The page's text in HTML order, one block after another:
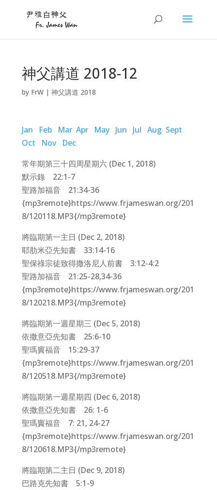
神父講道 2018-12
by FrW| 神父講道 2018
Jan Feb Mar Apr May Jun Jul Aug Sept
Oct
Nov
Dec
常年期第三十四周星期六 (Dec 1, 2018)
默示錄 22:1-7
聖路加福音 21:34-36
{mp3remote}https://www.frjameswan.org/201
8/120118.MP3{/mp3remote}
將臨期第一主日 (Dec 2, 2018)
耶肋米亞先知書 33:14-16
聖保祿宗徒致得撒洛尼人前書 3:12-4:2
聖路加福音 21:25-28,34-36
{mp3remote}https://www.frjameswan.org/201
8/120218.MP3{/mp3remote}
將臨期第一週星期三 (Dec 5, 2018)
依撒意亞先知書 25:6-10
聖瑪竇福音 15:29-37
{mp3remote}https://www.frjameswan.org/201
8/120518.MP3{/mp3remote}
將臨期第一週星期四 (Dec 6, 2018)
依撒意亞先知書 26: 1-6
聖瑪竇福音 7: 21, 24-27
{mp3remote}https://www.frjameswan.org/201
8/120618.MP3{/mp3remote}
將臨期第二主日 (Dec 9, 2018)
巴路克先知書 5:1-9